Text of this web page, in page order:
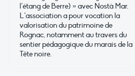
l’étang de Berre) » avec Nostà Mar.
L’association a pour vocation la
valorisation du patrimoine de
Rognac, notamment au travers du
sentier pédagogique du marais de la
Tête noire.